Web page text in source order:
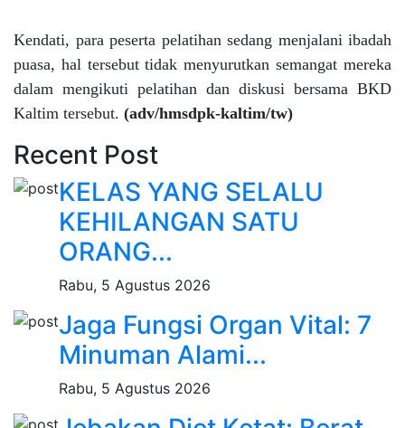
Kendati, para peserta pelatihan sedang menjalani ibadah
puasa, hal tersebut tidak menyurutkan semangat mereka
dalam mengikuti pelatihan dan diskusi bersama BKD
Kaltim tersebut. (adv/hmsdpk-kaltim/tw)
Recent Post
KELAS YANG SELALU
KEHILANGAN SATU
ORANG...
Rabu, 5 Agustus 2026
Jaga Fungsi Organ Vital: 7
Minuman Alami...
Rabu, 5 Agustus 2026